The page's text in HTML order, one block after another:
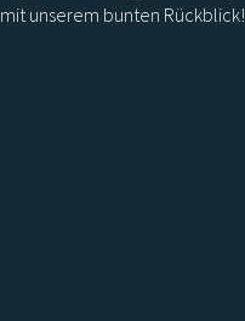
mit unserem bunten Rückblick!